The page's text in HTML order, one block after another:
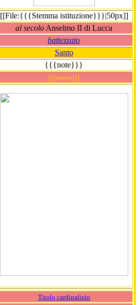
[[File:{{{Stemma istituzione}}}|50px]]
al secolo Anselmo II di Lucca
battezzato
Santo
{{{note}}}
{{{motto}}}
Titolo cardinalizio